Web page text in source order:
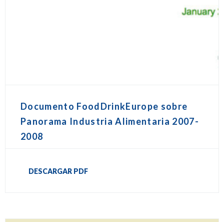
Documento FoodDrinkEurope sobre
Panorama Industria Alimentaria 2007-
2008
DESCARGAR PDF